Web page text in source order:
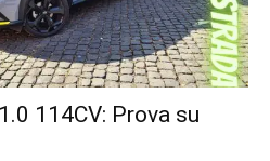
114CV: Prova su